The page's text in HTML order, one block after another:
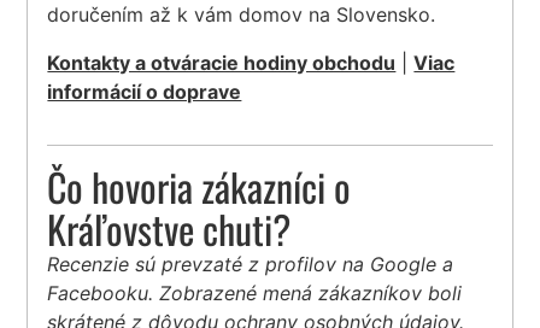
doručením až k vám domov na Slovensko.
Kontakty a otváracie hodiny obchodu |Viac
informácií o doprave
Čo hovoria zákazníci o
Kráľovstve chuti?
Recenzie sú prevzaté z profilov na Google a
Facebooku. Zobrazené mená zákazníkov boli
skrátené z dôvodu ochrany osobných údajov.